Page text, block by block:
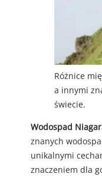
Różnice
a innymi
świecie.
Wodospad
znanych
unikalnymi
znaczeniem dla